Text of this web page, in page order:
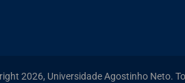
2026, Universidade Agostinho Neto.